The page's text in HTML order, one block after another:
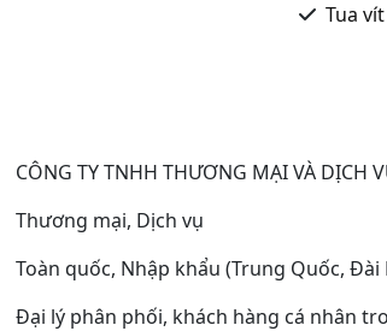
Tua vít
CÔNG TY TNHH THƯƠNG MẠI VÀ DỊCH
Thương mại, Dịch vụ
Toàn quốc, Nhập khẩu (Trung Quốc, Đài
Đại lý phân phối, khách hàng cá nhân